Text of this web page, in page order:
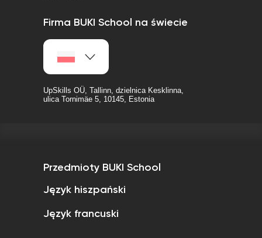
Firma BUKI School na świecie
UpSkills OÜ, Tallinn, dzielnica Kesklinna,
ulica Tornimäe 5, 10145, Estonia
Przedmioty BUKI School
Język hiszpański
Język francuski